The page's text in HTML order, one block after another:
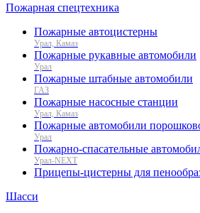
Пожарная спецтехника
Пожарные автоцистерны
Урал, Камаз
Пожарные рукавные автомобили
Урал
Пожарные штабные автомобили
ГАЗ
Пожарные насосные станции
Урал, Камаз
Пожарные автомобили
Урал
Пожарно-спасательные
Урал-NEXT
Прицепы-цистерны для
Шасси